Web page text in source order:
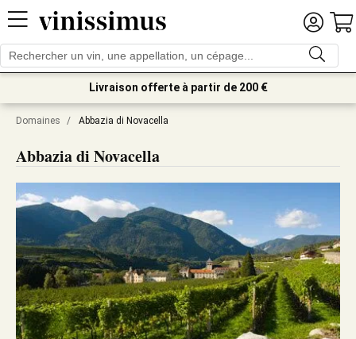
Livraison offerte à partir de 200 €
Domaines / Abbazia di Novacella
Abbazia di Novacella